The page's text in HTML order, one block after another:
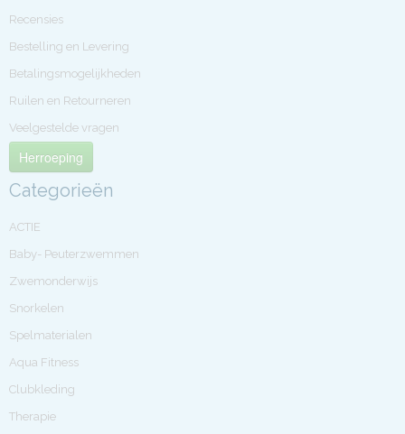
Recensies
Bestelling en Levering
Betalingsmogelijkheden
Ruilen en Retourneren
Veelgestelde vragen
Herroeping
Categorieën
ACTIE
Baby- Peuterzwemmen
Zwemonderwijs
Snorkelen
Spelmaterialen
Aqua Fitness
Clubkleding
Therapie